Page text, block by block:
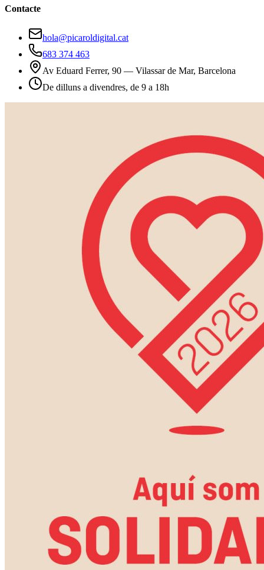
Contacte
hola@picaroldigital.cat
683 374 463
Av Eduard Ferrer, 90 — Vilassar de Mar, Barcelona
De dilluns a divendres, de 9 a 18h